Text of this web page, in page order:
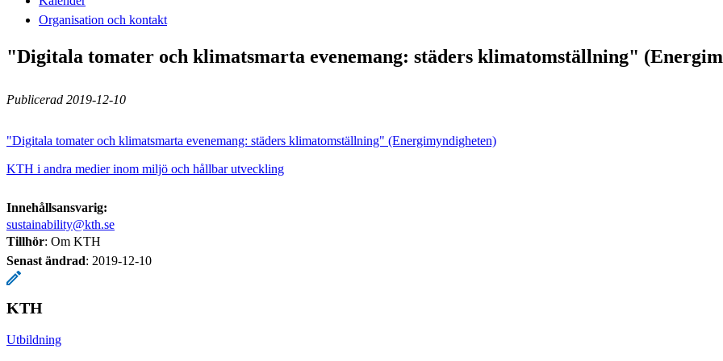
Organisation och kontakt
"Digitala tomater och klimatsmarta evenemang: städers klimatomställning"
Publicerad 2019-12-10
"Digitala tomater och klimatsmarta evenemang: städers klimatomställning" (Energimyndigheten)
KTH i andra medier inom miljö och hållbar utveckling
Innehållsansvarig:
sustainability@kth.se
Tillhör: Om KTH
Senast ändrad: 2019-12-10
KTH
Utbildning